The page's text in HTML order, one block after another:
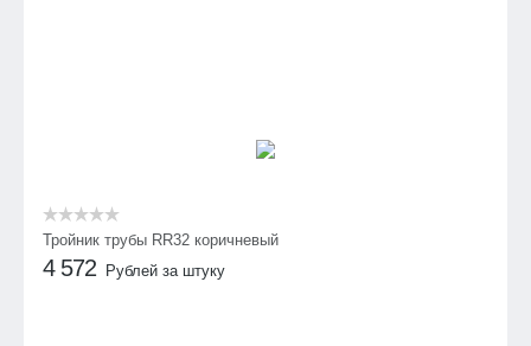
Тройник трубы RR32 коричневый
4 572 Рублей за штуку